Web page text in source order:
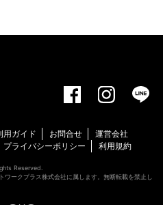
用ガイド お問合せ
運営会社
プライバシーポリシー 利用規約
Reserved.
ークプラス株式会社に属します。無断転載を禁止し